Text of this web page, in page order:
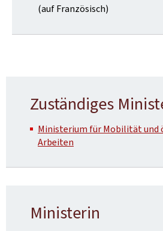
(auf Französisch)
Zuständiges
Ministerium für Mobilität und
Arbeiten
Ministerin